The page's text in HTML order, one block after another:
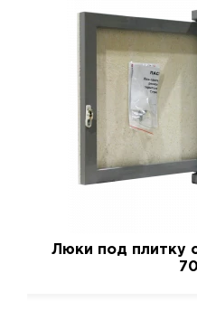
Люки под плитку